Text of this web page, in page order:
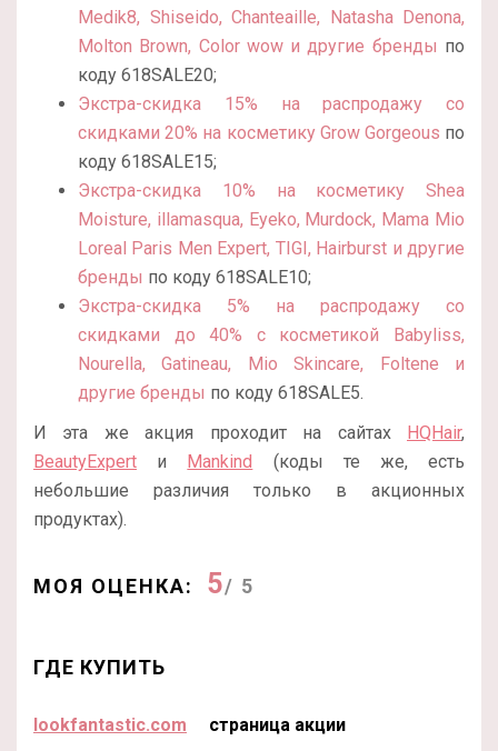
Medik8, Shiseido, Chanteaille, Natasha Denona,
Molton Brown, Color wow и другие бренды по
коду 618SALE20;
Экстра-скидка 15% на распродажу со
скидками 20% на косметику Grow Gorgeous по
коду 618SALE15;
Экстра-скидка 10% на косметику Shea
Moisture, illamasqua, Eyeko, Murdock, Mama Mio
Loreal Paris Men Expert, TIGI, Hairburst и другие
бренды по коду 618SALE10;
Экстра-скидка 5% на распродажу со
скидками до 40% с косметикой Babyliss,
Nourella, Gatineau, Mio Skincare, Foltene и
другие бренды по коду 618SALE5.
И эта же акция проходит на сайтах HQHair,
BeautyExpert и Mankind (коды те же, есть
небольшие различия только в акционных
продуктах).
МОЯ ОЦЕНКА: 5/ 5
ГДЕ КУПИТЬ
lookfantastic.com страница акции